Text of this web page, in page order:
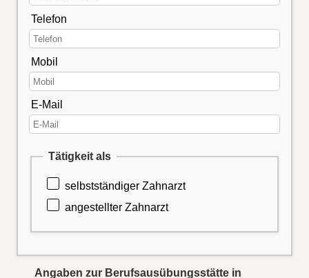
Telefon
Mobil
E-Mail
Tätigkeit als
selbstständiger Zahnarzt
angestellter Zahnarzt
Angaben zur Berufsausübungsstätte in